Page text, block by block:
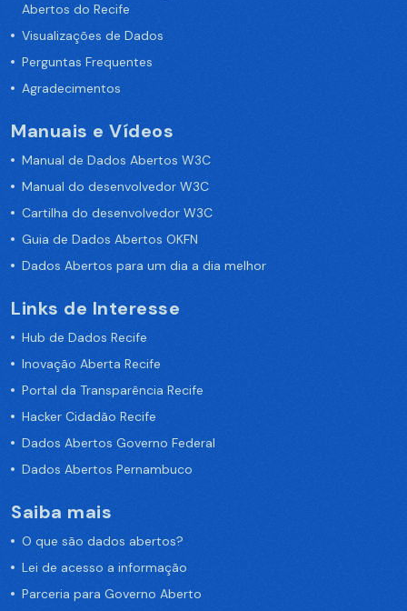
Abertos do Recife
Visualizações de Dados
Perguntas Frequentes
Agradecimentos
Manuais e Vídeos
Manual de Dados Abertos W3C
Manual do desenvolvedor W3C
Cartilha do desenvolvedor W3C
Guia de Dados Abertos OKFN
Dados Abertos para um dia a dia melhor
Links de Interesse
Hub de Dados Recife
Inovação Aberta Recife
Portal da Transparência Recife
Hacker Cidadão Recife
Dados Abertos Governo Federal
Dados Abertos Pernambuco
Saiba mais
O que são dados abertos?
Lei de acesso a informação
Parceria para Governo Aberto